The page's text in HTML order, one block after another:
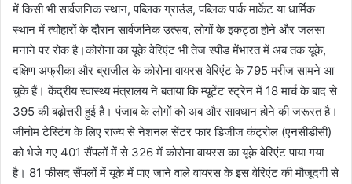
में किसी भी सार्वजनिक स्थान, पब्लिक ग्राउंड, पब्लिक पार्क मार्केट या धार्मिक
स्थान में त्योहारों के दौरान सार्वजनिक उत्सव, लोगों के इकट्ठा होने और जलसा
मनाने पर रोक है।कोरोना का यूके वेरिएंट भी तेज स्पीड मेंभारत में अब तक यूके,
दक्षिण अफ्रीका और ब्राजील के कोरोना वायरस वेरिएंट के 795 मरीज सामने आ
चुके हैं। केंद्रीय स्वास्थ्य मंत्रालय ने बताया कि म्यूटेंट स्ट्रेन में 18 मार्च के बाद से
395 की बढ़ोत्तरी हुई है। पंजाब के लोगों को अब और सावधान होने की जरूरत है।
जीनोम टेस्टिंग के लिए राज्य से नेशनल सेंटर फार डिजीज कंट्रोल (एनसीडीसी)
को भेजे गए 401 सैंपलों में से 326 में कोरोना वायरस का यूके वेरिएंट पाया गया
है। 81 फीसद सैंपलों में यूके में पाए जाने वाले वायरस के इस वेरिएंट की मौजूदगी से